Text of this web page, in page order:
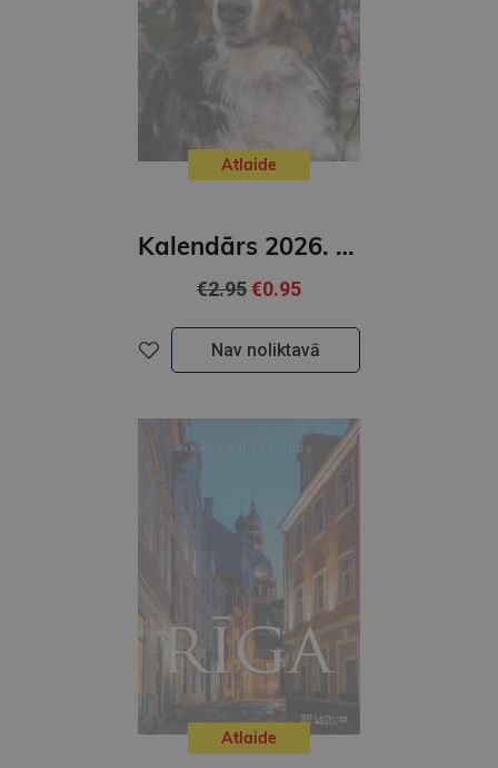
Atlaide
Kalendārs 2026. Suņi
€2.95€0.95
Nav noliktavā
Atlaide